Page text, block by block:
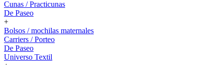
Cunas / Practicunas
De Paseo
+
Bolsos / mochilas maternales
Carriers / Porteo
De Paseo
Universo Textil